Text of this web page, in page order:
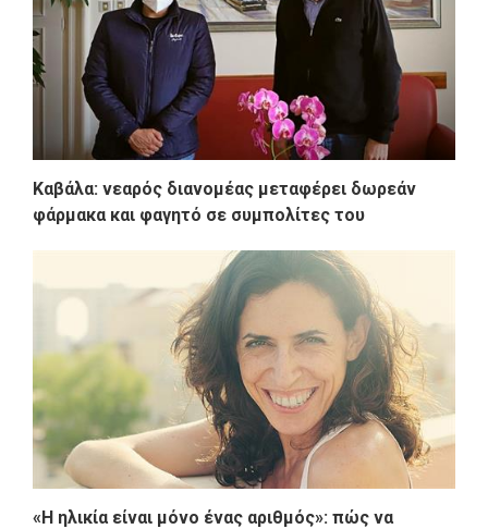
Καβάλα: νεαρός διανομέας μεταφέρει δωρεάν
φάρμακα και φαγητό σε συμπολίτες του
«Η ηλικία είναι μόνο ένας αριθμός»: πώς να